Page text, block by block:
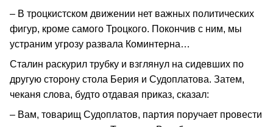
– В троцкистском движении нет важных политических
фигур, кроме самого Троцкого. Покончив с ним, мы
устраним угрозу развала Коминтерна…
Сталин раскурил трубку и взглянул на сидевших по
другую сторону стола Берия и Судоплатова. Затем,
чеканя слова, будто отдавая приказ, сказал:
– Вам, товарищ Судоплатов, партия поручает провести